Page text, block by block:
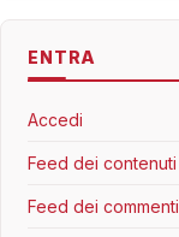
ENTRA
Accedi
Feed dei contenuti
Feed dei commenti